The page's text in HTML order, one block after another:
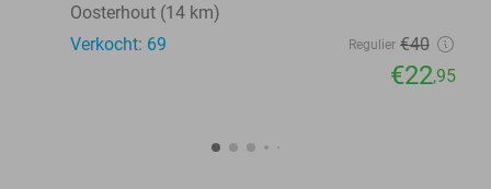
Oosterhout (14 km)
Verkocht: 69
Regulier €40
€22,95